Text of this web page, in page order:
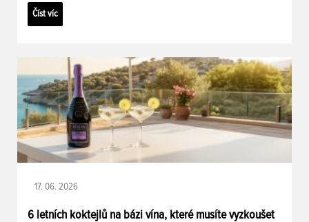
Číst víc
17. 06. 2026
6 letních koktejlů na bázi vína, které musíte vyzkoušet